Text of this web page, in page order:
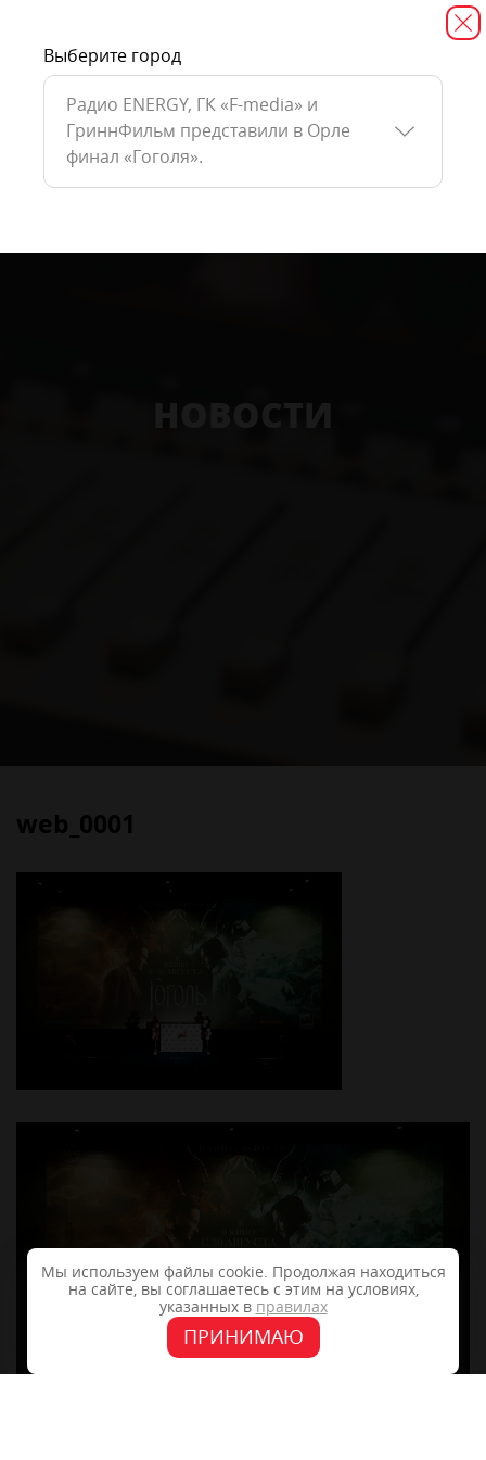
web_0001
Мы используем файлы cookie. Продолжая находиться
на сайте, вы соглашаетесь с этим на условиях,
указанных в правилах
ПРИНИМАЮ
Выберите город
Радио ENERGY, ГК «F-media» и
ГриннФильм представили в Орле
финал «Гоголя».